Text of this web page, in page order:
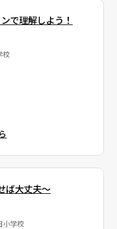
で理解しよう！
校
ば大丈夫～
小学校